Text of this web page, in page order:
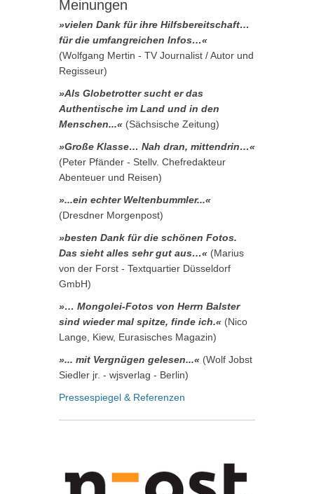
Meinungen
»vielen Dank für ihre Hilfsbereitschaft…
für die umfangreichen Infos…«
(Wolfgang Mertin - TV Journalist / Autor und
Regisseur)
»Als Globetrotter sucht er das
Authentische im Land und in den
Menschen...« (Sächsische Zeitung)
»Große Klasse… Nah dran, mittendrin…«
(Peter Pfänder - Stellv. Chefredakteur
Abenteuer und Reisen)
»...ein echter Weltenbummler...«
(Dresdner Morgenpost)
»besten Dank für die schönen Fotos.
Das sieht alles sehr gut aus…« (Marius
von der Forst - Textquartier Düsseldorf
GmbH)
»… Mongolei-Fotos von Herrn Balster
sind wieder mal spitze, finde ich.« (Nico
Lange, Kiew, Eurasisches Magazin)
»... mit Vergnügen gelesen...« (Wolf Jobst
Siedler jr. - wjsverlag - Berlin)
Pressespiegel & Referenzen